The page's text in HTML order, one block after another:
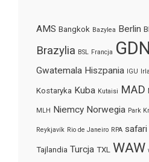
AMS Bangkok Bazylea Berlin
Brazylia BSL Francja GDN
Gwatemala Hiszpania IGU
Kostaryka Kuba Kutaisi MAD
MLH Niemcy Norwegia Park
Reykjavík Rio de Janeiro RPA safari
Tajlandia Turcja TXL WAW